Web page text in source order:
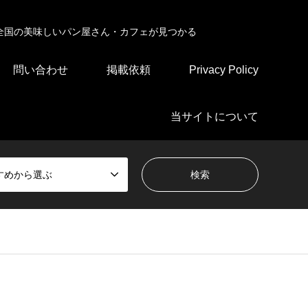
の美味しいパン屋さん・カフェが見つかる
問い合わせ 掲載依頼 Privacy Policy
当サイトについて
めから選ぶ